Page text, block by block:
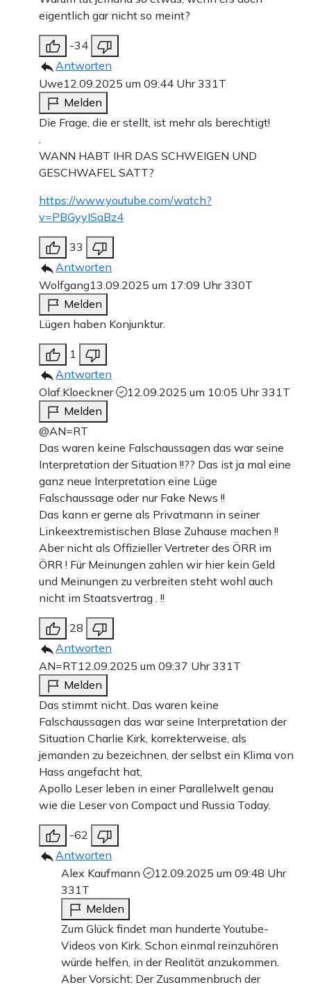
eigentlich gar nicht so meint?
-34
Antworten
Uwe12.09.2025 um 09:44 Uhr331T
Melden
Die Frage, die er stellt, ist mehr als berechtigt!
.
WANN HABT IHR DAS SCHWEIGEN UND
GESCHWAFEL SATT?
https://www.youtube.com/watch?
v=PBGyyISaBz4
33
Antworten
Wolfgang13.09.2025 um 17:09 Uhr330T
Melden
Lügen haben Konjunktur.
1
Antworten
Olaf.Kloeckner
12.09.2025 um 10:05 Uhr331T
Melden
@AN=RT
Das waren keine Falschaussagen das war seine
Interpretation der Situation !!?? Das ist ja mal eine
ganz neue Interpretation eine Lüge
Falschaussage oder nur Fake News !!
Das kann er gerne als Privatmann in seiner
Linkeextremistischen Blase Zuhause machen !!
Aber nicht als Offizieller Vertreter des ÖRR im
ÖRR ! Für Meinungen zahlen wir hier kein Geld
und Meinungen zu verbreiten steht wohl auch
nicht im Staatsvertrag . !!
28
Antworten
AN=RT12.09.2025 um 09:37 Uhr331T
Melden
Das stimmt nicht. Das waren keine
Falschaussagen das war seine Interpretation der
Situation Charlie Kirk, korrekterweise, als
jemanden zu bezeichnen, der selbst ein Klima von
Hass angefacht hat,
Apollo Leser leben in einer Parallelwelt genau
wie die Leser von Compact und Russia Today.
-62
Antworten
Alex Kaufmann
12.09.2025 um 09:48 Uhr
331T
Melden
Zum Glück findet man hunderte Youtube-
Videos von Kirk. Schon einmal reinzuhören
würde helfen, in der Realität anzukommen.
Aber Vorsicht: Der Zusammenbruch der